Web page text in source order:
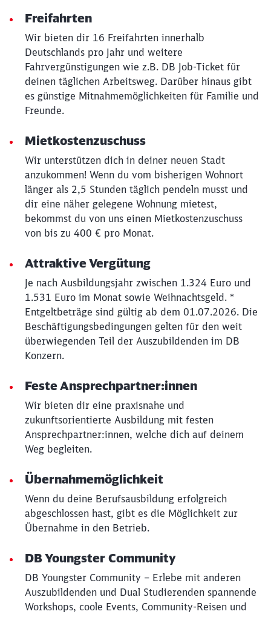
Freifahrten
Wir bieten dir 16 Freifahrten innerhalb
Deutschlands pro Jahr und weitere
Fahrvergünstigungen wie z.B. DB Job-Ticket für
deinen täglichen Arbeitsweg. Darüber hinaus gibt
es günstige Mitnahmemöglichkeiten für Familie und
Freunde.
Mietkostenzuschuss
Wir unterstützen dich in deiner neuen Stadt
anzukommen! Wenn du vom bisherigen Wohnort
länger als 2,5 Stunden täglich pendeln musst und
dir eine näher gelegene Wohnung mietest,
bekommst du von uns einen Mietkostenzuschuss
von bis zu 400 € pro Monat.
Attraktive Vergütung
Je nach Ausbildungsjahr zwischen 1.324 Euro und
1.531 Euro im Monat sowie Weihnachtsgeld. *
Entgeltbeträge sind gültig ab dem 01.07.2026. Die
Beschäftigungsbedingungen gelten für den weit
überwiegenden Teil der Auszubildenden im DB
Konzern.
Feste Ansprechpartner:innen
Wir bieten dir eine praxisnahe und
zukunftsorientierte Ausbildung mit festen
Ansprechpartner:innen, welche dich auf deinem
Weg begleiten.
Übernahmemöglichkeit
Wenn du deine Berufsausbildung erfolgreich
abgeschlossen hast, gibt es die Möglichkeit zur
Übernahme in den Betrieb.
DB Youngster Community
DB Youngster Community – Erlebe mit anderen
Auszubildenden und Dual Studierenden spannende
Workshops, coole Events, Community-Reisen und
Möchten Sie zu
Abbrechen Weiter